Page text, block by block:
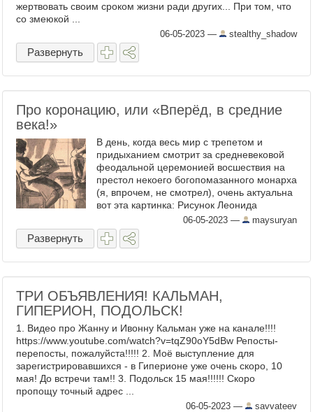
жертвовать своим сроком жизни ради других... При том, что
со змеюкой ...
06-05-2023 — stealthy_shadow
Развернуть
Про коронацию, или «Вперёд, в средние
века!»
В день, когда весь мир с трепетом и
придыханием смотрит за средневековой
феодальной церемонией восшествия на
престол некоего богопомазанного монарха
(я, впрочем, не смотрел), очень актуальна
вот эта картинка: Рисунок Леонида
Сойфертиса (1911—1996). 1935 год.
«Удружила. — ... И вот ...
06-05-2023 — maysuryan
Развернуть
ТРИ ОБЪЯВЛЕНИЯ! КАЛЬМАН,
ГИПЕРИОН, ПОДОЛЬСК!
1. Видео про Жанну и Ивонну Кальман уже на канале!!!!
https://www.youtube.com/watch?v=tqZ90oY5dBw Репосты-
перепосты, пожалуйста!!!!! 2. Моё выступление для
зарегистрировавшихся - в Гиперионе уже очень скоро, 10
мая! До встречи там!! 3. Подольск 15 мая!!!!!! Скоро
пропощу точный адрес ...
06-05-2023 — savvateev